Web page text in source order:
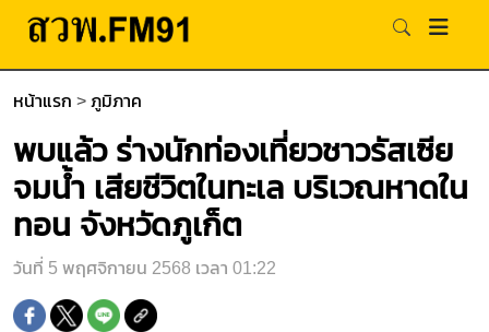
หน้าแรก > ภูมิภาค
พบแล้ว ร่างนักท่องเที่ยวชาวรัสเซีย
จมน้ำ เสียชีวิตในทะเล บริเวณหาดใน
ทอน จังหวัดภูเก็ต
วันที่ 5 พฤศจิกายน 2568 เวลา 01:22